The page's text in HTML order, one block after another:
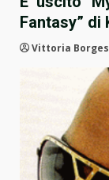
Fantasy” di
Vittoria